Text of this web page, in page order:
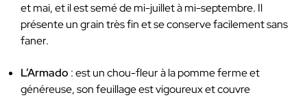
et mai, et il est semé de mi-juillet à mi-septembre. Il
présente un grain très fin et se conserve facilement sans
faner.
L’Armado : est un chou-fleur à la pomme ferme et
généreuse, son feuillage est vigoureux et couvre